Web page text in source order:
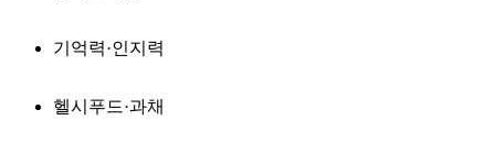
기억력·인지력
헬시푸드·과채